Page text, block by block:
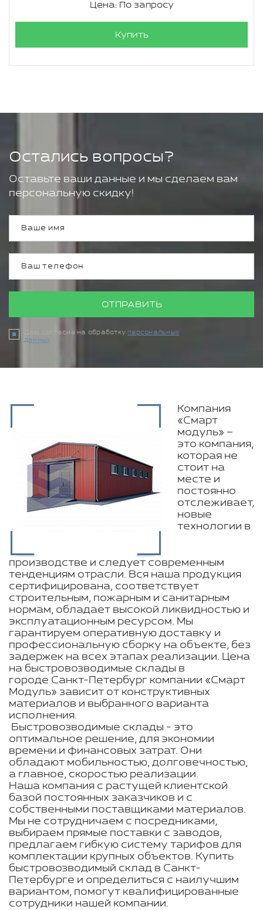
Цена: По запросу
Купить
Остались вопросы?
Оставьте ваши данные и мы сделаем вам
персональную скидку!
ОТПРАВИТЬ
Даю согласие на обработку персональных
данных
Компания
«Смарт
модуль» –
это компания,
которая не
стоит на
месте и
постоянно
отслеживает,
новые
технологии в
производстве и следует современным
тенденциям отрасли. Вся наша продукция
сертифицирована, соответствует
строительным, пожарным и санитарным
нормам, обладает высокой ликвидностью и
эксплуатационным ресурсом. Мы
гарантируем оперативную доставку и
профессиональную сборку на объекте, без
задержек на всех этапах реализации. Цена
на быстровозводимые склады в
городе Санкт-Петербург компании «Смарт
Модуль» зависит от конструктивных
материалов и выбранного варианта
исполнения.
Быстровозводимые склады - это
оптимальное решение, для экономии
времени и финансовых затрат. Они
обладают мобильностью, долговечностью,
а главное, скоростью реализации.
Наша компания с растущей клиентской
базой постоянных заказчиков и с
собственными поставщиками материалов.
Мы не сотрудничаем с посредниками,
выбираем прямые поставки с заводов,
предлагаем гибкую систему тарифов для
комплектации крупных объектов. Купить
быстровозводимый склад в Санкт-
Петербурге и определиться с наилучшим
вариантом, помогут квалифицированные
сотрудники нашей компании.